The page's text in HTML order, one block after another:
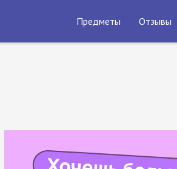
Предметы Отзывы